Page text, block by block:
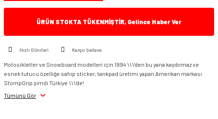
ÜRÜN STOKTA TÜKENMİŞTİR, Gelince Haber Ver
Hızlı Gönderi Kargo bedava
Motosikletler ve Snowboard modelleri için 1994 \\\'den bu yana kaydırmaz ve
esnek tutucu özelliğe sahip sticker, tankpad üretimi yapan Amerikan markası
StompGrip şimdi Türkiye \\\'de!
Tümünü Gör